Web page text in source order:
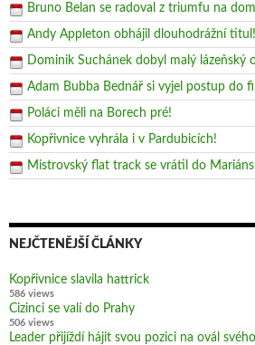
Bruno Belan se radoval z triumfu na
Andy Appleton obhájil dlouhodrážní titul!
Dominik Suchánek dobyl malý lázeňský
Adam Bubba Bednář si vyjel postup do
Poláci měli na Borech pré!
Kopřivnice vyhrála i v Pardubicích!
Mistrovský flat track se vrátil do
NEJČTENĚJŠÍ ČLÁNKY
Kopřivnice slavila hattrick
586 views
Cizinci se valí do Prahy
506 views
Leader přijíždí hájit svou pozici na ovál